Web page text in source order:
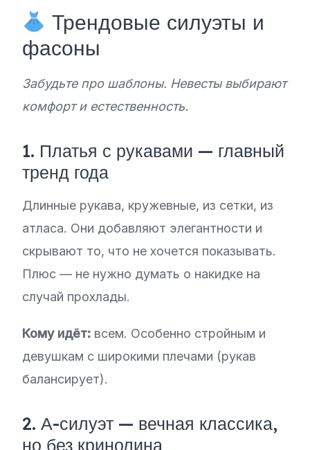
Трендовые силуэты и
фасоны
Забудьте про шаблоны. Невесты выбирают
комфорт и естественность.
1. Платья с рукавами — главный
тренд года
Длинные рукава, кружевные, из сетки, из
атласа. Они добавляют элегантности и
скрывают то, что не хочется показывать.
Плюс — не нужно думать о накидке на
случай прохлады.
Кому идёт: всем. Особенно стройным и
девушкам с широкими плечами (рукав
балансирует).
2. А-силуэт — вечная классика,
но без кринолина